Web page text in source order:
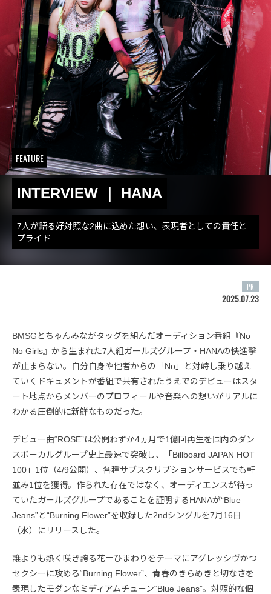
FEATURE
INTERVIEW ｜ HANA
7人が語る好対照な2曲に込めた想い、表現者としての責任と
プライド
PR
2025.07.23
BMSGとちゃんみながタッグを組んだオーディション番組『No
No Girls』から生まれた7人組ガールズグループ・HANAの快進撃
が止まらない。自分自身や他者からの「No」と対峙し乗り越え
ていくドキュメントが番組で共有されたうえでのデビューはスタ
ート地点からメンバーのプロフィールや音楽への想いがリアルに
わかる圧倒的に新鮮なものだった。
デビュー曲“ROSE”は公開わずか4ヵ月で1億回再生を国内のダン
スボーカルグループ史上最速で突破し、「Billboard JAPAN HOT
100」1位（4/9公開）、各種サブスクリプションサービスでも軒
並み1位を獲得。作られた存在ではなく、オーディエンスが待っ
ていたガールズグループであることを証明するHANAが“Blue
Jeans”と“Burning Flower”を収録した2ndシングルを7月16日
（水）にリリースした。
誰よりも熱く咲き誇る花＝ひまわりをテーマにアグレッシヴかつ
セクシーに攻める“Burning Flower”、青春のきらめきと切なさを
表現したモダンなミディアムチューン“Blue Jeans”。対照的な個